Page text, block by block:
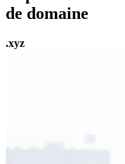
de domaine
.xyz